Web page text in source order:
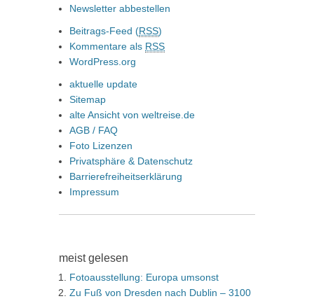
Newsletter abbestellen
Beitrags-Feed (RSS)
Kommentare als RSS
WordPress.org
aktuelle update
Sitemap
alte Ansicht von weltreise.de
AGB / FAQ
Foto Lizenzen
Privatsphäre & Datenschutz
Barrierefreiheitserklärung
Impressum
meist gelesen
Fotoausstellung: Europa umsonst
Zu Fuß von Dresden nach Dublin – 3100